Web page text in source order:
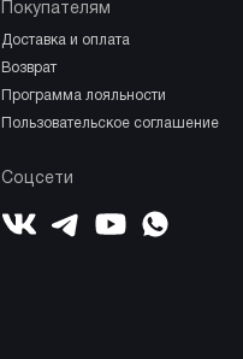
Покупателям
доставка и оплата
возврат
программа лояльности
пользовательское соглашение
Соцсети
ВКонтактеTelegramYouTubeWhatsApp